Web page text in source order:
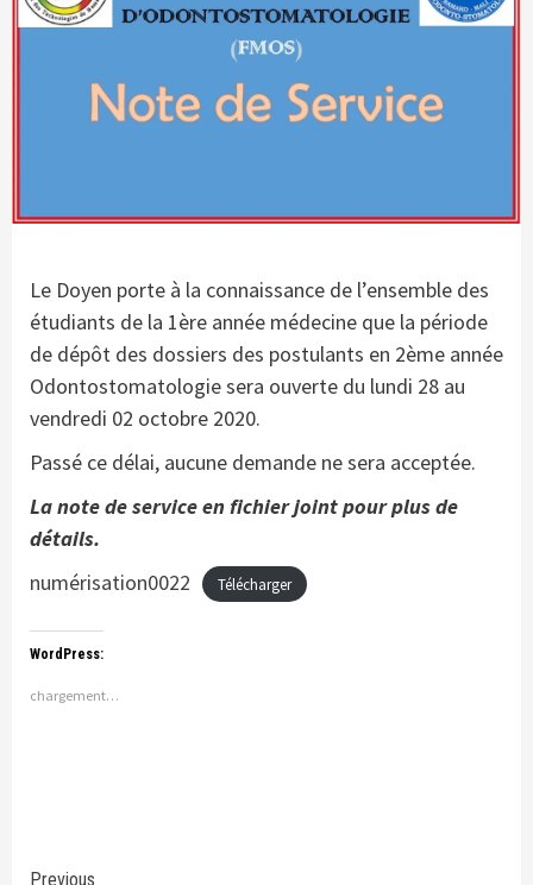
Le Doyen porte à la connaissance de l’ensemble des
étudiants de la 1ère année médecine que la période
de dépôt des dossiers des postulants en 2ème année
Odontostomatologie sera ouverte du lundi 28 au
vendredi 02 octobre 2020.
Passé ce délai, aucune demande ne sera acceptée.
La note de service en fichier joint pour plus de
détails.
numérisation0022
Télécharger
WordPress:
chargement…
Previous